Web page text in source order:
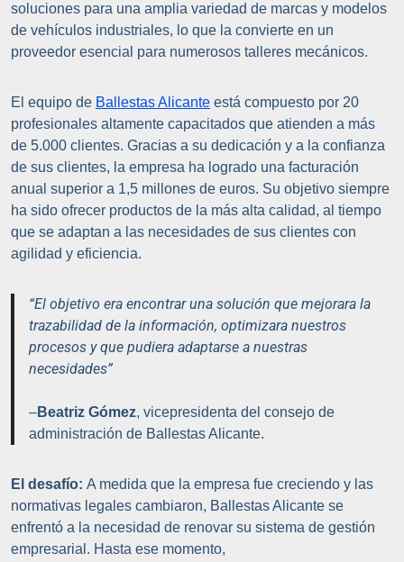
soluciones para una amplia variedad de marcas y modelos
de vehículos industriales, lo que la convierte en un
proveedor esencial para numerosos talleres mecánicos.
El equipo de Ballestas Alicante está compuesto por 20
profesionales altamente capacitados que atienden a más
de 5.000 clientes. Gracias a su dedicación y a la confianza
de sus clientes, la empresa ha logrado una facturación
anual superior a 1,5 millones de euros. Su objetivo siempre
ha sido ofrecer productos de la más alta calidad, al tiempo
que se adaptan a las necesidades de sus clientes con
agilidad y eficiencia.
“El objetivo era encontrar una solución que mejorara la
trazabilidad de la información, optimizara nuestros
procesos y que pudiera adaptarse a nuestras
necesidades”
–Beatriz Gómez, vicepresidenta del consejo de
administración de Ballestas Alicante.
El desafío: A medida que la empresa fue creciendo y las
normativas legales cambiaron, Ballestas Alicante se
enfrentó a la necesidad de renovar su sistema de gestión
empresarial. Hasta ese momento,